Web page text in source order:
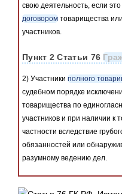
свою деятельность, если
договором товарищества
участников.
Пункт 2 Статьи 76
2) Участники полного
судебном порядке
товарищества по
участников и при наличии к
частности вследствие
обязанностей или
разумному ведению дел.